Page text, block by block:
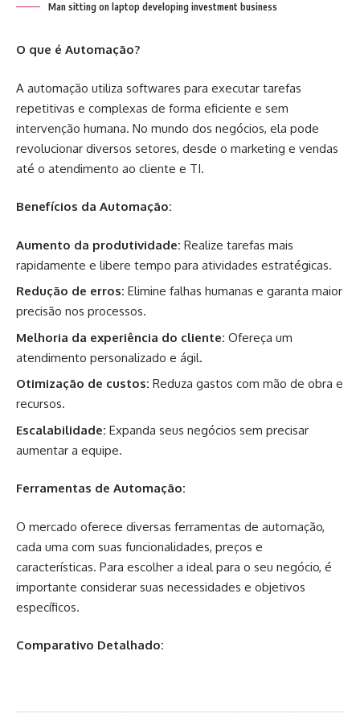
Man sitting on laptop developing investment business
O que é Automação?
A automação utiliza softwares para executar tarefas
repetitivas e complexas de forma eficiente e sem
intervenção humana. No mundo dos negócios, ela pode
revolucionar diversos setores, desde o marketing e vendas
até o atendimento ao cliente e TI.
Benefícios da Automação:
Aumento da produtividade: Realize tarefas mais
rapidamente e libere tempo para atividades estratégicas.
Redução de erros: Elimine falhas humanas e garanta maior
precisão nos processos.
Melhoria da experiência do cliente: Ofereça um
atendimento personalizado e ágil.
Otimização de custos: Reduza gastos com mão de obra e
recursos.
Escalabilidade: Expanda seus negócios sem precisar
aumentar a equipe.
Ferramentas de Automação:
O mercado oferece diversas ferramentas de automação,
cada uma com suas funcionalidades, preços e
características. Para escolher a ideal para o seu negócio, é
importante considerar suas necessidades e objetivos
específicos.
Comparativo Detalhado: